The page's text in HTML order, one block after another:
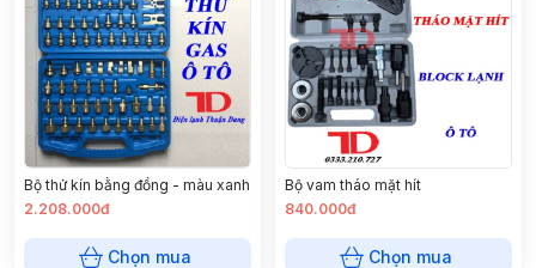
Bộ thử kín bằng đồng - màu xanh
2.208.000đ
Chọn mua
Bộ vam tháo mặt hít
840.000đ
Chọn mua